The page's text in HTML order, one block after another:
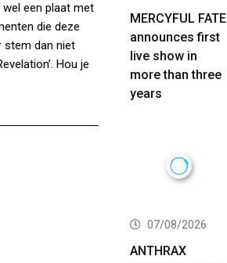
een plaat met
die deze
stem dan niet
Hou je
MERCYFUL FATE
announces first
live show in
more than three
years
07/08/2026
ANTHRAX